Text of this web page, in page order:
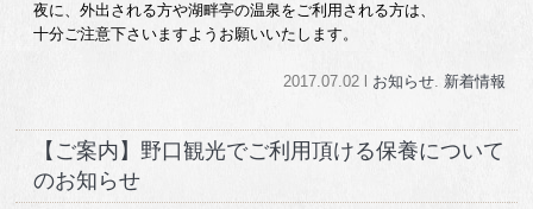
夜に、外出される方や湖畔亭の温泉をご利用される方は、
十分ご注意下さいますようお願いいたします。
2017.07.02 l お知らせ. 新着情報
【ご案内】野口観光でご利用頂ける保養について
のお知らせ